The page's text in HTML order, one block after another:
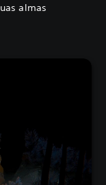
almas